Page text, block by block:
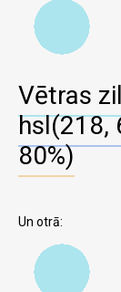
Vētras
hsl(218,
80%)
Un otrā: